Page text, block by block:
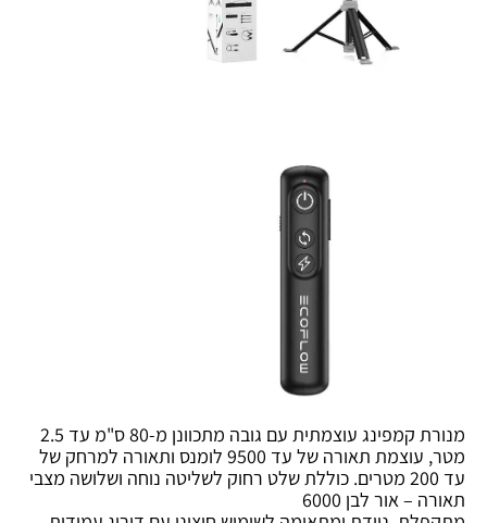
מנורת קמפינג עוצמתית עם גובה מתכוונן מ-80 ס"מ עד 2.5
מטר, עוצמת תאורה של עד 9500 לומנס ותאורה למרחק של
עד 200 מטרים. כוללת שלט רחוק לשליטה נוחה ושלושה מצבי
תאורה – אור לבן 6000